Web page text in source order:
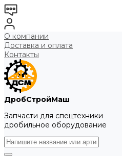
О компании
Доставка и оплата
Контакты
ДробСтройМаш
Запчасти для спецтехники
дробильное оборудование